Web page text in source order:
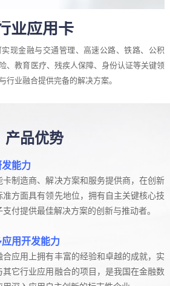
业应用卡
现金融与交通管理、高速公路、铁路、公积
、教育医疗、残疾人保障、身份认证等关键领
行业融合提供完备的解决方案。
产品优势
能力
卡制造商、解决方案和服务提供商，在创新
准方面具有领先地位，拥有自主关键核心技
付提供最佳解决方案的创新与推动者。
用开发能力
合应用上拥有丰富的经验和卓越的成就，实
其它行业应用融合的项目，是我国在金融数